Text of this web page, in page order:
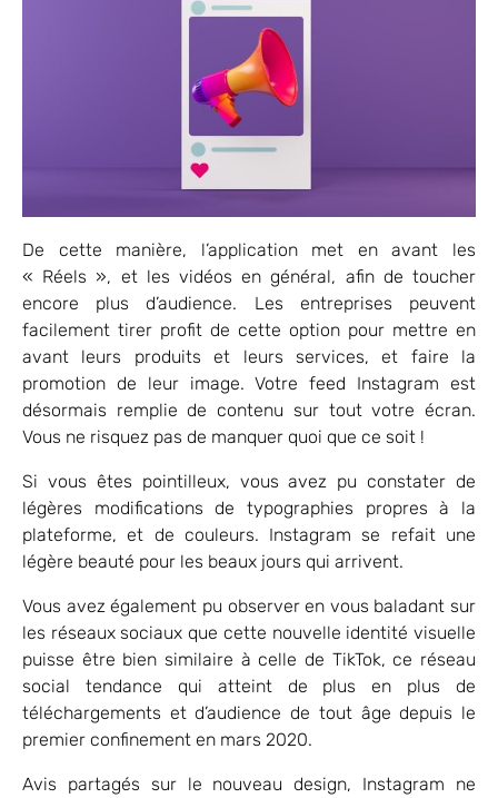
De cette manière, l’application met en avant les
« Réels », et les vidéos en général, afin de toucher
encore plus d’audience. Les entreprises peuvent
facilement tirer profit de cette option pour mettre en
avant leurs produits et leurs services, et faire la
promotion de leur image. Votre feed Instagram est
désormais remplie de contenu sur tout votre écran.
Vous ne risquez pas de manquer quoi que ce soit !
Si vous êtes pointilleux, vous avez pu constater de
légères modifications de typographies propres à la
plateforme, et de couleurs. Instagram se refait une
légère beauté pour les beaux jours qui arrivent.
Vous avez également pu observer en vous baladant sur
les réseaux sociaux que cette nouvelle identité visuelle
puisse être bien similaire à celle de TikTok, ce réseau
social tendance qui atteint de plus en plus de
téléchargements et d’audience de tout âge depuis le
premier confinement en mars 2020.
Avis partagés sur le nouveau design, Instagram ne